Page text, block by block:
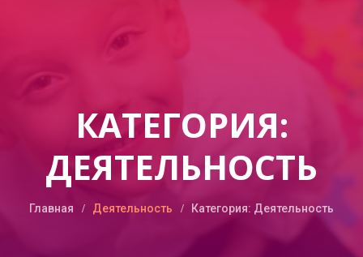
КАТЕГОРИЯ:
ДЕЯТЕЛЬНОСТЬ
Главная Деятельность Категория: Деятельность